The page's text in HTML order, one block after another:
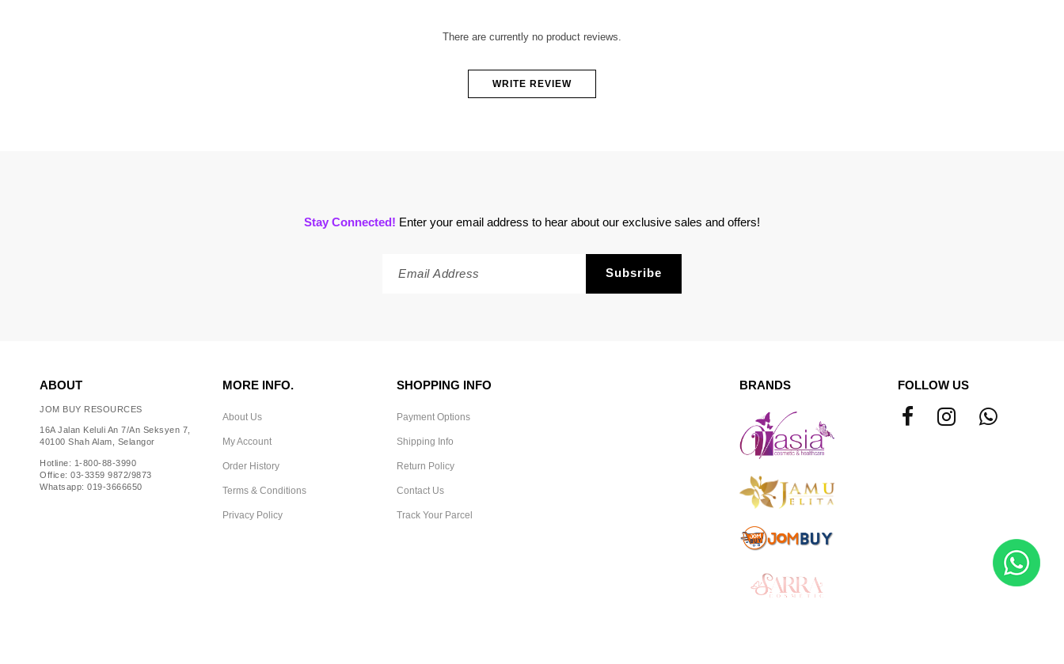
There are currently no product reviews.
WRITE REVIEW
Stay Connected! Enter your email address to hear about our exclusive sales and offers!
ABOUT
JOM BUY RESOURCES
16A Jalan Keluli An 7/An Seksyen 7,
40100 Shah Alam, Selangor
Hotline: 1-800-88-3990
Office: 03-3359 9872/9873
Whatsapp: 019-3666650
MORE INFO.
About Us
My Account
Order History
Terms & Conditions
Privacy Policy
SHOPPING INFO
Payment Options
Shipping Info
Return Policy
Contact Us
Track Your Parcel
FOLLOW US
BRANDS